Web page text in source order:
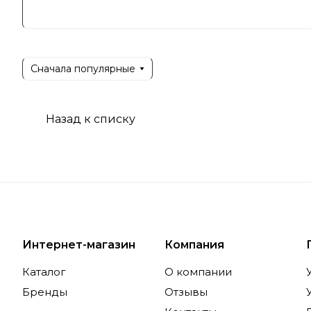
Сначала популярные
Назад к списку
Интернет-магазин
Каталог
Бренды
Компания
О компании
Отзывы